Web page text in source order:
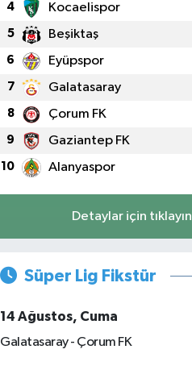
4 Kocaelispor
5 Beşiktaş
6 Eyüpspor
7 Galatasaray
8 Çorum FK
9 Gaziantep FK
10 Alanyaspor
Detaylar için tıklayın
Süper Lig Fikstür
14 Ağustos, Cuma
Galatasaray - Çorum FK